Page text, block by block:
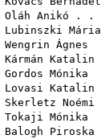
Oláh Anikó . .
Lubinszki Mária
Wengrin Ágnes
Kármán Katalin
Gordos Mónika
Lovasi Katalin
Skerletz Noémi
Tokaji Mónika
Balogh Piroska